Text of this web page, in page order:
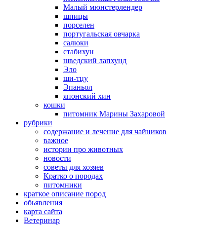
Малый мюнстерлендер
шпицы
порселен
португальская овчарка
салюки
стабихун
шведский лапхунд
Эло
ши-тцу
Эпаньол
японский хин
кошки
питомник Марины Захаровой
рубрики
cодержание и лечение для чайников
важное
истории про животных
новости
советы для хозяев
Кратко о породах
питомники
краткое описание пород
обьявления
карта сайта
Ветеринар